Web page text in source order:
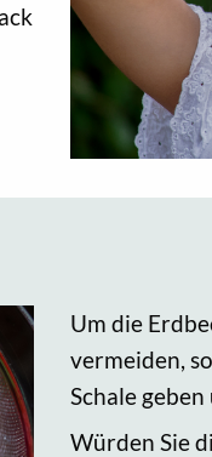
Um die
vermeiden,
Schale
Würden Sie